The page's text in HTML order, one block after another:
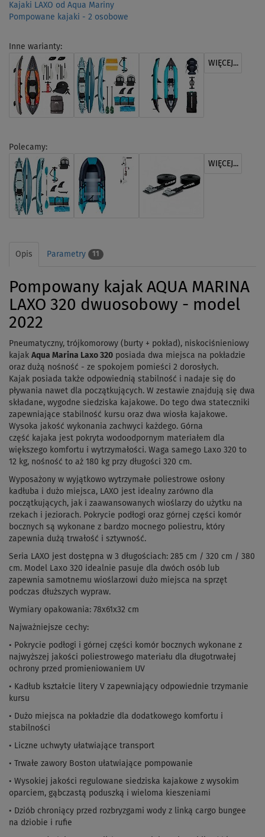
Kajaki LAXO od Aqua Mariny
Pompowane kajaki - 2 osobowe
Inne warianty:
WIĘCEJ...
Polecamy:
WIĘCEJ...
Opis Parametry 11
Pompowany kajak AQUA MARINA
LAXO 320 dwuosobowy - model
2022
Pneumatyczny, trójkomorowy (burty + pokład), niskociśnieniowy
kajak Aqua Marina Laxo 320 posiada dwa miejsca na pokładzie
oraz dużą nośność - ze spokojem pomieści 2 dorosłych.
Kajak posiada także odpowiednią stabilność i nadaje się do
pływania nawet dla początkujących. W zestawie znajdują się dwa
składane, wygodne siedziska kajakowe. Do tego dwa stateczniki
zapewniające stabilność kursu oraz dwa wiosła kajakowe.
Wysoka jakość wykonania zachwyci każdego. Górna
część kajaka jest pokryta wodoodpornym materiałem dla
większego komfortu i wytrzymałości. Waga samego Laxo 320 to
12 kg, nośność to aż 180 kg przy długości 320 cm.
Wyposażony w wyjątkowo wytrzymałe poliestrowe osłony
kadłuba i dużo miejsca, LAXO jest idealny zarówno dla
początkujących, jak i zaawansowanych wioślarzy do użytku na
rzekach i jeziorach. Pokrycie podłogi oraz górnej części komór
bocznych są wykonane z bardzo mocnego poliestru, który
zapewnia dużą trwałość i sztywność.
Seria LAXO jest dostępna w 3 długościach: 285 cm / 320 cm / 380
cm. Model Laxo 320 idealnie pasuje dla dwóch osób lub
zapewnia samotnemu wioślarzowi dużo miejsca na sprzęt
podczas dłuższych wypraw.
Wymiary opakowania: 78x61x32 cm
Najważniejsze cechy:
• Pokrycie podłogi i górnej części komór bocznych wykonane z
najwyższej jakości poliestrowego materiału dla długotrwałej
ochrony przed promieniowaniem UV
• Kadłub kształcie litery V zapewniający odpowiednie trzymanie
kursu
• Dużo miejsca na pokładzie dla dodatkowego komfortu i
stabilności
• Liczne uchwyty ułatwiające transport
• Trwałe zawory Boston ułatwiające pompowanie
• Wysokiej jakości regulowane siedziska kajakowe z wysokim
oparciem, gąbczastą poduszką i wieloma kieszeniami
• Dziób chroniący przed rozbryzgami wody z linką cargo bungee
na dziobie i rufie